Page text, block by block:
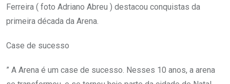
Ferreira ( foto Adriano Abreu ) destacou conquistas da
primeira década da Arena.
Case de sucesso
” A Arena é um case de sucesso. Nesses 10 anos, a arena